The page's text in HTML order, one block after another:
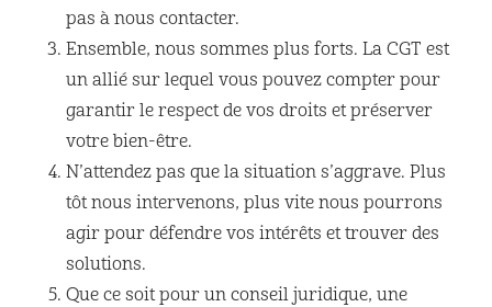
pas à nous contacter.
Ensemble, nous sommes plus forts. La CGT est
un allié sur lequel vous pouvez compter pour
garantir le respect de vos droits et préserver
votre bien-être.
N’attendez pas que la situation s’aggrave. Plus
tôt nous intervenons, plus vite nous pourrons
agir pour défendre vos intérêts et trouver des
solutions.
Que ce soit pour un conseil juridique, une